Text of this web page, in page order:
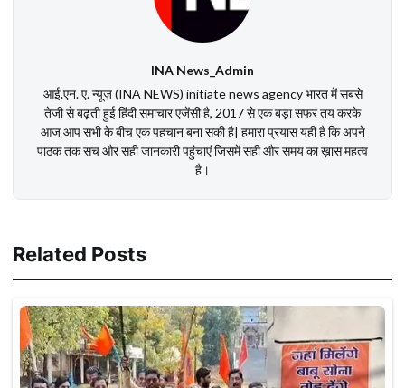
INA News_Admin
आई.एन. ए. न्यूज़ (INA NEWS) initiate news agency भारत में सबसे
तेजी से बढ़ती हुई हिंदी समाचार एजेंसी है, 2017 से एक बड़ा सफर तय करके
आज आप सभी के बीच एक पहचान बना सकी है| हमारा प्रयास यही है कि अपने
पाठक तक सच और सही जानकारी पहुंचाएं जिसमें सही और समय का ख़ास महत्व
है।
Related Posts